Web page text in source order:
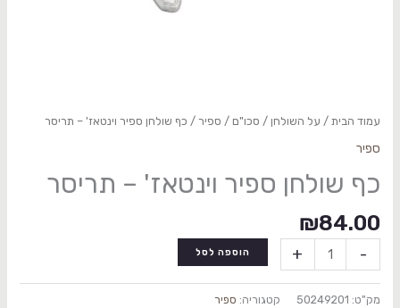
עמוד הבית/ על השולחן / סכו"ם / ספיר/ כף שולחן ספיר וינטאז' – תריסר
ספיר
כף שולחן ספיר וינטאז' – תריסר
₪84.00
-
+ הוספה לסל
מק"ט: 50249201 קטגוריה: ספיר